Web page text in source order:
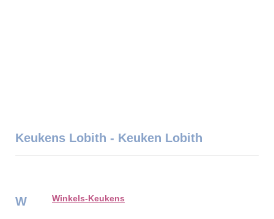
Keukens Lobith - Keuken Lobith
W Winkels-Keukens